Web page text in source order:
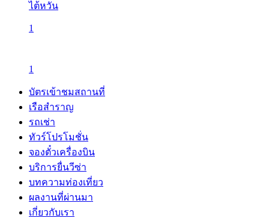
ไต้หวัน
1
1
บัตรเข้าชมสถานที่
เรือสำราญ
รถเช่า
ทัวร์โปรโมชั่น
จองตั๋วเครื่องบิน
บริการยื่นวีซ่า
บทความท่องเที่ยว
ผลงานที่ผ่านมา
เกี่ยวกับเรา